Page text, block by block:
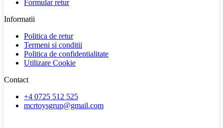
Formular retur
Informatii
Politica de retur
Termeni si conditii
Politica de confidentialitate
Utilizare Cookie
Contact
+4 0725 512 525
mcrtoysgrup@gmail.com